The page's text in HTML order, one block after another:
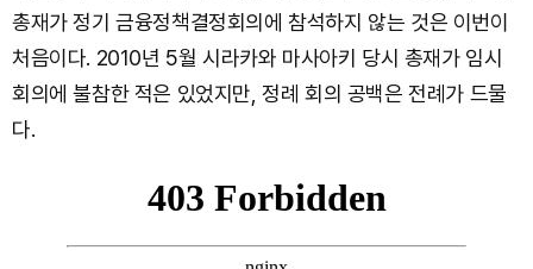
총재가 정기 금융정책결정회의에 참석하지 않는 것은 이번이
처음이다. 2010년 5월 시라카와 마사아키 당시 총재가 임시
회의에 불참한 적은 있었지만, 정례 회의 공백은 전례가 드물
다.